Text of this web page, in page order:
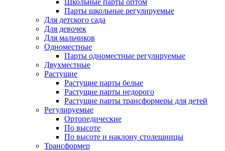
Парты школьные регулируемые
Для детского сада
Для девочек
Для мальчиков
Одноместные
Парты одноместные регулируемые
Двухместные
Растущие
Растущие парты белые
Растущие парты недорого
Растущие парты трансформеры для детей
Регулируемые
Ортопедические
По высоте
По высоте и наклону столешницы
Трансформер